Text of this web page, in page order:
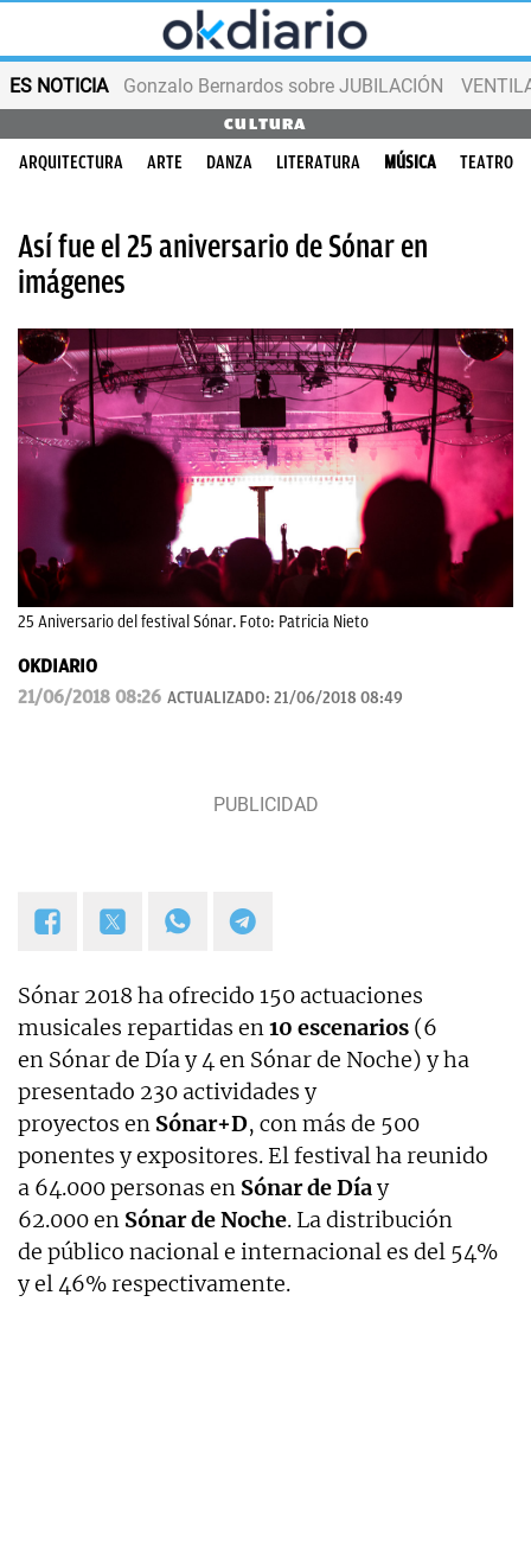
ES NOTICIA Gonzalo Bernardos sobre JUBILACIÓN
CULTURA
ARQUITECTURA ARTE DANZA LITERATURA MÚSICA TEATRO
Así fue el 25 aniversario de Sónar en
imágenes
25 Aniversario del festival Sónar. Foto: Patricia Nieto
OKDIARIO
21/06/2018 08:26 ACTUALIZADO: 21/06/2018 08:49
Sónar 2018 ha ofrecido 150 actuaciones
musicales repartidas en10 escenarios (6
en Sónar de Día y 4 en Sónar de Noche) y ha
presentado 230 actividades y
proyectos en Sónar+D, con más de 500
ponentes y expositores. El festival ha reunido
a 64.000 personas en Sónar de Díay
62.000 en Sónar de Noche. La distribución
de público nacional e internacional es del 54%
y el 46% respectivamente.